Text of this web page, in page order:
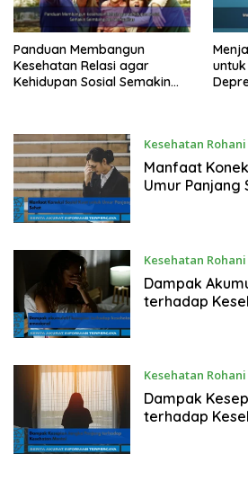
Panduan Membangun
Kesehatan Relasi agar
Kehidupan Sosial Semakin
Kesehatan Rohani
Manfaat
Umur Panjang
Kesehatan Rohani
Dampak
terhadap
Kesehatan Rohani
Dampak
terhadap